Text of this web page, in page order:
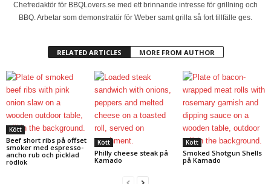
Chefredaktör för BBQLovers.se med ett brinnande intresse för grillning och
BBQ. Arbetar som demonstratör för Weber samt grilla så fort tillfälle ges.
RELATED ARTICLES MORE FROM AUTHOR
Kött
Beef short ribs på offset
smoker med espresso-
ancho rub och picklad
rödlök
Kött
Philly cheese steak på
Kamado
Kött
Smoked Shotgun Shells
på Kamado